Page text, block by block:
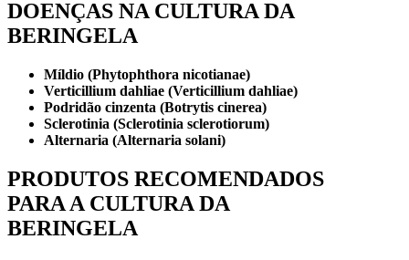
DOENÇAS NA CULTURADA
BERINGELA
Míldio (Phytophthora nicotianae)
Verticillium dahliae (Verticillium dahliae)
Podridão cinzenta (Botrytis cinerea)
Sclerotinia (Sclerotinia sclerotiorum)
Alternaria (Alternaria solani)
PRODUTOS RECOMENDADOS
PARA ACULTURA DA
BERINGELA